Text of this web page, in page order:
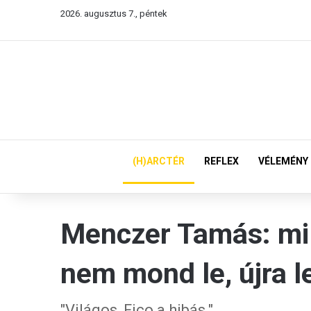
2026. augusztus 7., péntek
(H)ARCTÉR REFLEX VÉLEMÉNY
Menczer Tamás:
nem mond le, újra